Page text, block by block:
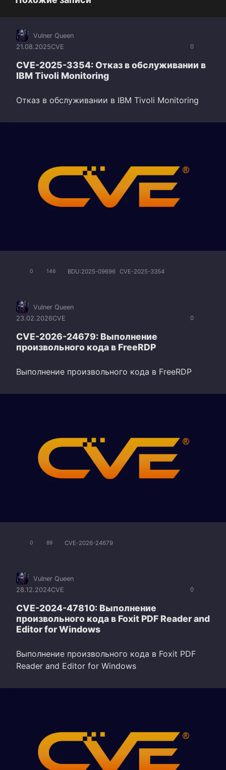
0
Vulner Queen
21.08.2025CVE
CVE-2025-3354: Отказ в обслуживании в
IBM Tivoli Monitoring
Отказ в обслуживании в IBM Tivoli Monitoring
0 146 BDU:2025-09696 CVE-2025-3354
0
Vulner Queen
23.02.2026CVE
CVE-2026-24679: Выполнение
произвольного кода в FreeRDP
Выполнение произвольного кода в FreeRDP
0 89 CVE-2026-24679
0
Vulner Queen
28.12.2024CVE
CVE-2024-47810: Выполнение
произвольного кода в Foxit PDF Reader and
Editor for Windows
Выполнение произвольного кода в Foxit PDF
Reader and Editor for Windows